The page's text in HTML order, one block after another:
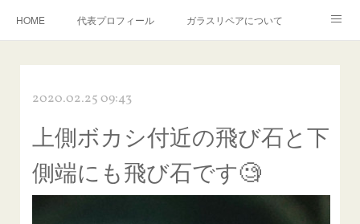
HOME 代表プロフィール ガラスリペアについて
飛び石施工料金について ガラスキズ取り/研磨・磨き・鱗取り
当店へのアクセス 建築ガラスキズ取り・研磨・磨き
【プロ使用】フッ素系ガラストリートメント『アクアペル』
当店の良心的価格の理由について
2020.02.25 09:43
上側ボカシ付近の飛び石と下
側端にも飛び石です🧐